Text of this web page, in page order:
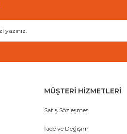
MÜŞTERİ HİZMETLERİ
Satış Sözleşmesi
İade ve Değişim